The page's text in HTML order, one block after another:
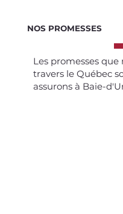
NOS PROMESSES
Les promesses que
travers le Québec
assurons à Baie-